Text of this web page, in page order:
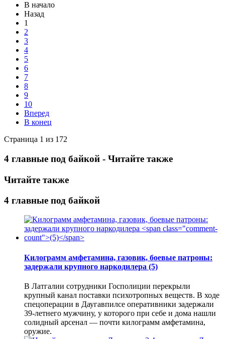
В начало
Назад
1
2
3
4
5
6
7
8
9
10
Вперед
В конец
Страница 1 из 172
4 главные под байкой - Читайте также
Читайте также
4 главные под байкой
Килограмм амфетамина, газовик, боевые патроны:
задержали крупного наркодилера (5)
В Латгалии сотрудники Госполиции перекрыли
крупный канал поставки психотропных веществ. В ходе
спецоперации в Даугавпилсе оперативники задержали
39-летнего мужчину, у которого при себе и дома нашли
солидный арсенал — почти килограмм амфетамина,
оружие.